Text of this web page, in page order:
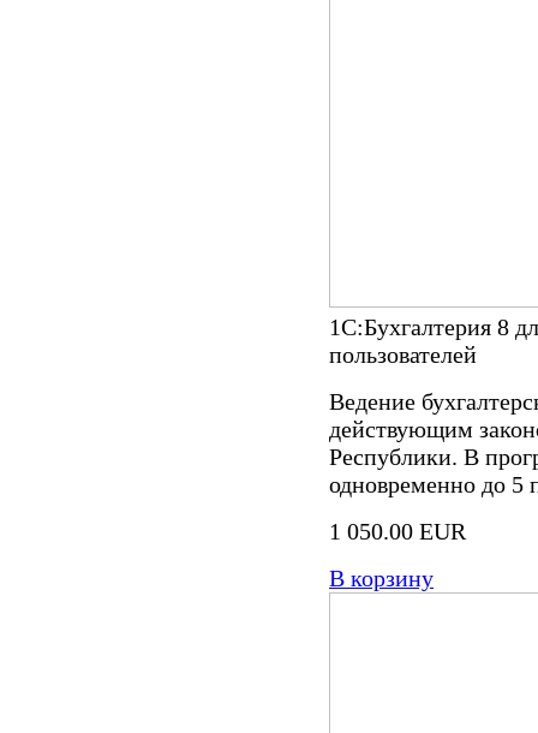
1С:Бухгалтерия 8
пользователей
Ведение
действующим
Республики. В
одновременно до 5
1 050.00 EUR
В корзину